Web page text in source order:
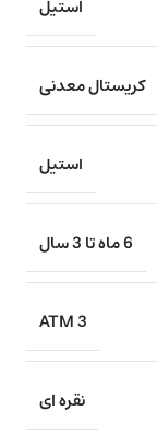
استیل
کریستال معدنی
استیل
6 ماه تا 3 سال
3 ATM
نقره ای